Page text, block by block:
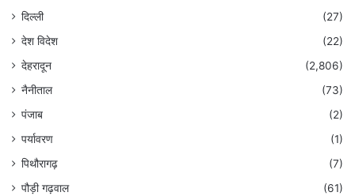
दिल्ली
(27)
देश विदेश
(22)
देहरादून
(2,806)
नैनीताल
(73)
पंजाब
(2)
पर्यावरण
(1)
पिथौरागढ़
(7)
पौड़ी गढ़वाल
(61)